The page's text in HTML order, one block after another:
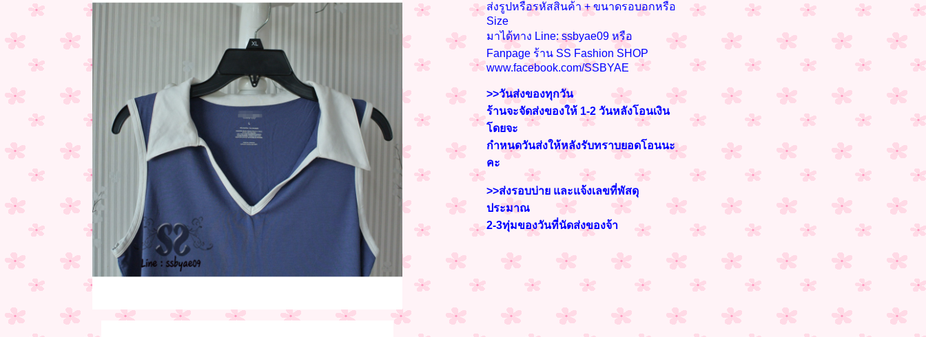
ส่งรูปหรือรหัสสินค้า + ขนาดรอบอกหรือ
Size
มาได้ทาง Line: ssbyae09 หรือ
Fanpage ร้าน SS Fashion SHOP
www.facebook.com/SSBYAE
>>วันส่งของทุกวัน
ร้านจะจัดส่งของให้ 1-2 วันหลังโอนเงิน
โดยจะ
กำหนดวันส่งให้หลังรับทราบยอดโอนนะ
คะ
>>ส่งรอบบ่าย และแจ้งเลขที่พัสดุ
ประมาณ
2-3ทุ่มของวันที่นัดส่งของจ้า